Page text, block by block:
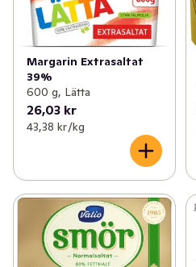
Margarin Extrasaltat
39%
600 g, Lätta
26,03 kr
43,38 kr /kg